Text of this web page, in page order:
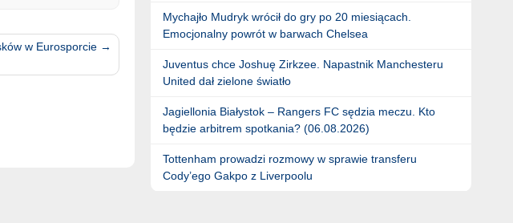
w Eurosporcie →
Mychajło Mudryk wrócił do gry po 20 miesiącach.
Emocjonalny powrót w barwach Chelsea
Juventus chce Joshuę Zirkzee. Napastnik Manchesteru
United dał zielone światło
Jagiellonia Białystok – Rangers FC sędzia meczu. Kto
będzie arbitrem spotkania? (06.08.2026)
Tottenham prowadzi rozmowy w sprawie transferu
Cody’ego Gakpo z Liverpoolu